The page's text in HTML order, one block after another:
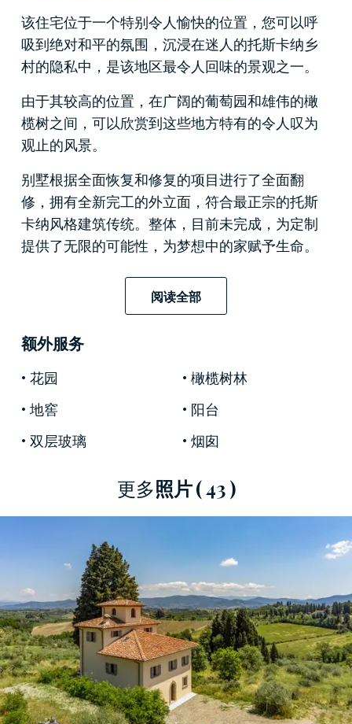
该住宅位于一个特别令人愉快的位置，您可以呼
吸到绝对和平的氛围，沉浸在迷人的托斯卡纳乡
村的隐私中，是该地区最令人回味的景观之一。
由于其较高的位置，在广阔的葡萄园和雄伟的橄
榄树之间，可以欣赏到这些地方特有的令人叹为
观止的风景。
别墅根据全面恢复和修复的项目进行了全面翻
修，拥有全新完工的外立面，符合最正宗的托斯
卡纳风格建筑传统。整体，目前未完成，为定制
提供了无限的可能性，为梦想中的家赋予生命。
房子分为三层，内部总面积为 240 平方米，其结
构可容纳底层的大厨房和另外三个用作客厅的房
一楼非常适合容纳四间卧室及其浴室，其中一间
设有宜人的全景阳台。二楼还有另外两个房间，
可以再容纳两间卧室，而最后一层阁楼设有一个
阁楼，非常适合用作业余爱好室或游戏室。在地
下室，一个舒适的地窖和几个技术室。
一个获批的项目还规定建造一个大型双车库。
为了在 Impruneta 出售这座著名的佛罗伦萨住宅，
一个 3,000 平方米的大花园提供了充足的空间，
可用于户外休闲区，又沉浸在更大的地产地块
中，该地块的特点是超过一公顷雄伟的橄榄园正
在生产中.
阅读全部
额外服务
花园
橄榄树林
地窖
阳台
双层玻璃
烟囱
更多照片( 43 )